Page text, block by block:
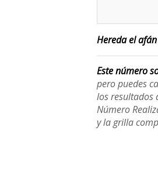
Hereda el
Este número
pero puedes
los resultados
Número
y la grilla